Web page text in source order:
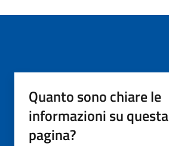
Quanto sono chiare le
informazioni su questa
pagina?